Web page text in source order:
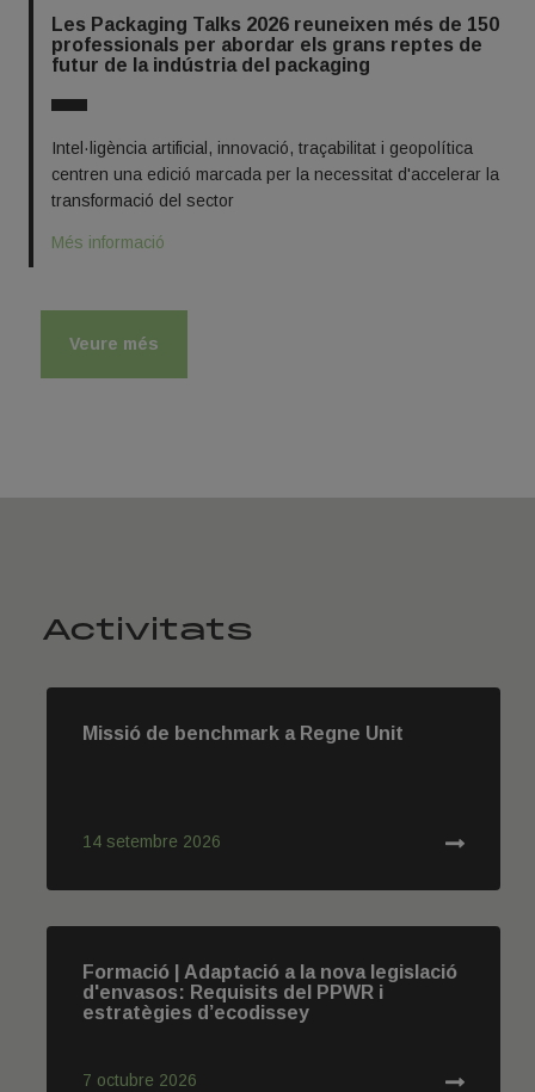
Les Packaging Talks 2026 reuneixen més de 150
professionals per abordar els grans reptes de
futur de la indústria del packaging
Intel·ligència artificial, innovació, traçabilitat i geopolítica
centren una edició marcada per la necessitat d'accelerar la
transformació del sector
Més informació
Veure més
Activitats
Missió de benchmark a Regne Unit
14 setembre 2026
Formació | Adaptació a la nova legislació
d'envasos: Requisits del PPWR i
estratègies d’ecodissey
7 octubre 2026